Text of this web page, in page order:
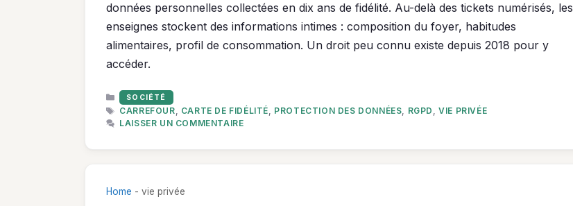
données personnelles collectées en dix ans de fidélité. Au-delà des tickets numérisés, les
enseignes stockent des informations intimes : composition du foyer, habitudes
alimentaires, profil de consommation. Un droit peu connu existe depuis 2018 pour y
accéder.
CATÉGORIES
SOCIÉTÉ
ÉTIQUETTES
CARREFOUR, CARTE DE FIDÉLITÉ, PROTECTION DES DONNÉES, RGPD ,VIE PRIVÉE
LAISSER UN COMMENTAIRE
Home - vie privée